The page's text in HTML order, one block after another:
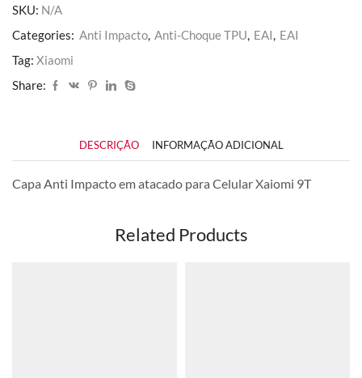
quantidade
SKU: N/A
Categories: Anti Impacto, Anti-Choque TPU, EAI, EAI
Tag: Xiaomi
Share:
DESCRIÇÃO INFORMAÇÃO ADICIONAL
Capa Anti Impacto em atacado para Celular Xaiomi 9T
Related Products